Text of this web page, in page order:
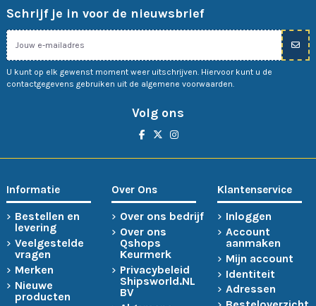
Schrijf je in voor de nieuwsbrief
U kunt op elk gewenst moment weer uitschrijven. Hiervoor kunt u de
contactgegevens gebruiken uit de algemene voorwaarden.
Volg ons
Informatie
Bestellen en
levering
Veelgestelde
vragen
Merken
Nieuwe
producten
Over Ons
Over ons bedrijf
Over ons
Qshops
Keurmerk
Privacybeleid
Shipsworld.NL
BV
Klantenservice
Inloggen
Account
aanmaken
Mijn account
Identiteit
Adressen